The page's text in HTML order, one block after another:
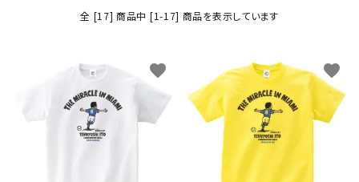
全 [17] 商品中 [1-17] 商品を表示しています
favorite favorite